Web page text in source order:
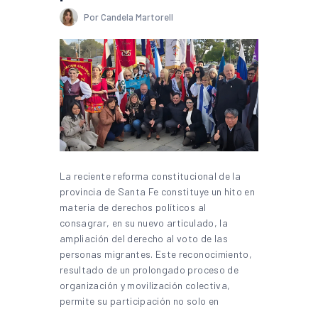
Por Candela Martorell
La reciente reforma constitucional de la
provincia de Santa Fe constituye un hito en
materia de derechos políticos al
consagrar, en su nuevo articulado, la
ampliación del derecho al voto de las
personas migrantes. Este reconocimiento,
resultado de un prolongado proceso de
organización y movilización colectiva,
permite su participación no solo en